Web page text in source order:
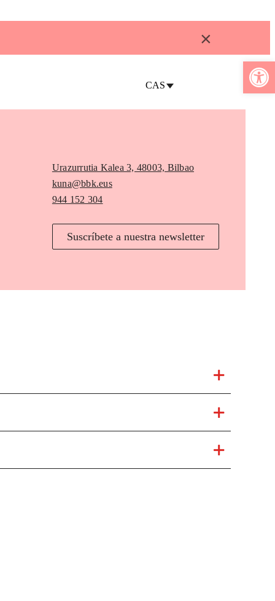
Abrir
×
CAS
Urazurrutia Kalea 3, 48003, Bilbao
kuna@bbk.eus
944 152 304
Suscríbete a nuestra newsletter